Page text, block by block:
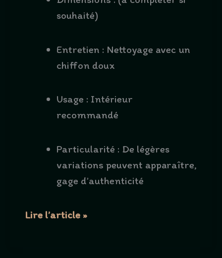
souhaité)
Entretien : Nettoyage avec un
chiffon doux
Usage : Intérieur
recommandé
Particularité : De légères
variations peuvent apparaître,
gage d’authenticité
Suspension
Lire l’article »